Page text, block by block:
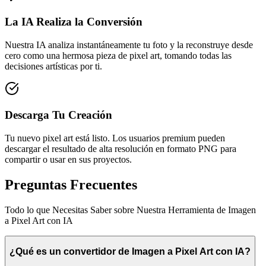
La IA Realiza la Conversión
Nuestra IA analiza instantáneamente tu foto y la reconstruye desde
cero como una hermosa pieza de pixel art, tomando todas las
decisiones artísticas por ti.
Descarga Tu Creación
Tu nuevo pixel art está listo. Los usuarios premium pueden
descargar el resultado de alta resolución en formato PNG para
compartir o usar en sus proyectos.
Preguntas Frecuentes
Todo lo que Necesitas Saber sobre Nuestra Herramienta de Imagen
a Pixel Art con IA
¿Qué es un convertidor de Imagen a Pixel Art con IA?